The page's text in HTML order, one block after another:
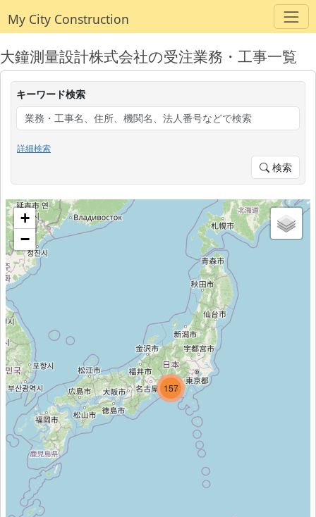
My City Construction
大鐘測量設計株式会社の受注業務・工事一覧
キーワード検索
詳細検索
検索
125
157
+
−